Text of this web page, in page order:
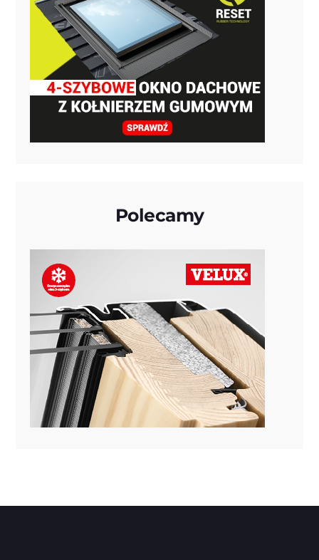
Polecamy